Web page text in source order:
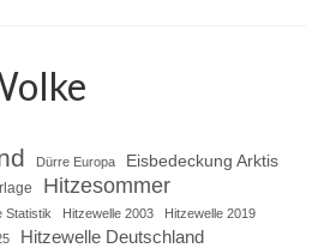
Dürre Europa Eisbedeckung Arktis
Hitzesommer
Statistik Hitzewelle 2003
Hitzewelle 2019
Hitzewelle Deutschland